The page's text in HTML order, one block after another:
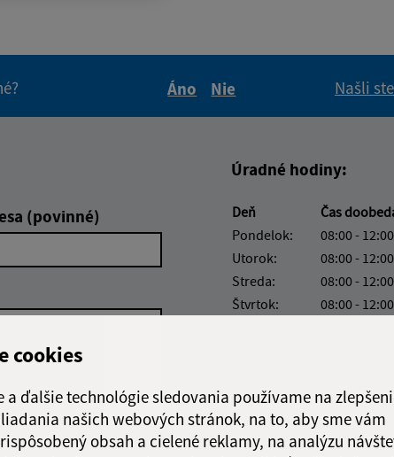
cookies
a ďalšie technológie sledovania používame na
našich webových stránok, na to, aby sme vám
obsah a cielené reklamy, na analýzu
Áno
Nie
Našli
(povinné)
Úradné hodiny:
Deň Čas
Pondelok:
08:00 - 12:00
Utorok:
08:00 - 12:00
Streda:
08:00 - 12:00
Štvrtok:
08:00 - 12:00